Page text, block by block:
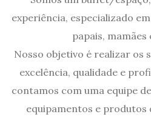
experiência, especializado
papais, mamães
Nosso objetivo é realizar os
excelência, qualidade e
contamos com uma equipe
equipamentos e produtos